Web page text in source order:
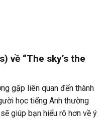
về “The sky’s the
gặp liên quan đến thành
học tiếng Anh thường
giúp bạn hiểu rõ hơn về ý